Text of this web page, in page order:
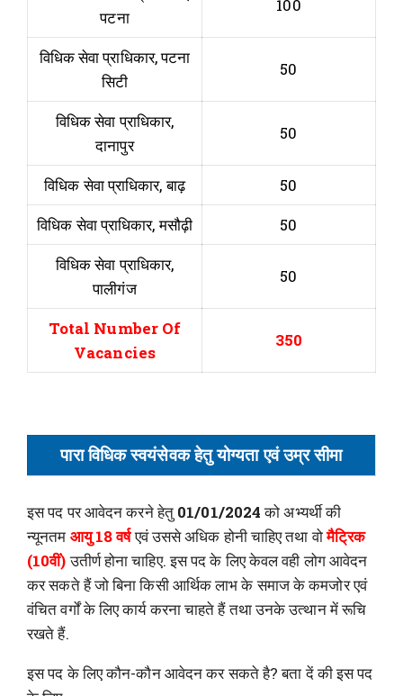
पटना
100
विधिक सेवा प्राधिकार, पटना
सिटी
50
विधिक सेवा प्राधिकार,
दानापुर
50
विधिक सेवा प्राधिकार, बाढ़
50
विधिक सेवा प्राधिकार, मसौढ़ी
50
विधिक सेवा प्राधिकार,
पालीगंज
50
Total Number Of
Vacancies
350
पारा विधिक स्वयंसेवक हेतु योग्यता एवं उम्र सीमा
इस पद पर आवेदन करने हेतु 01/01/2024को अभ्यर्थी की
न्यूनतम आयु 18 वर्षएवं उससे अधिक होनी चाहिए तथा वोमैट्रिक
(10वीं)उतीर्ण होना चाहिए. इस पद के लिए केवल वही लोग आवेदन
कर सकते हैं जो बिना किसी आर्थिक लाभ के समाज के कमजोर एवं
वंचित वर्गों के लिए कार्य करना चाहते हैं तथा उनके उत्थान में रूचि
रखते हैं.
इस पद के लिए कौन-कौन आवेदन कर सकते है? बता दें की इस पद